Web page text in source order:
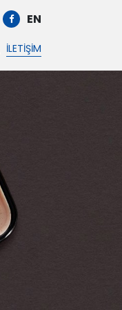
EN
İLETIŞIM